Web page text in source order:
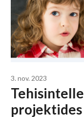
3. nov. 2023
projektides